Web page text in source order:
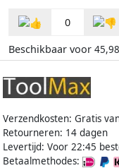
0
Beschikbaar voor 45,98
Verzendkosten: Gratis
Retourneren: 14 dagen
Levertijd: Voor 22:45
Betaalmethodes: